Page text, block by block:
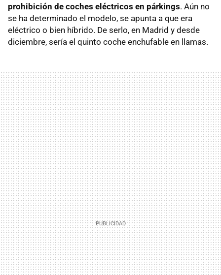
prohibición de coches eléctricos en párkings. Aún no
se ha determinado el modelo, se apunta a que era
eléctrico o bien híbrido. De serlo, en Madrid y desde
diciembre, sería el quinto coche enchufable en llamas.